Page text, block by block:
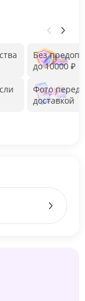
Без
до 10000 ₽
Фото перед
доставкой